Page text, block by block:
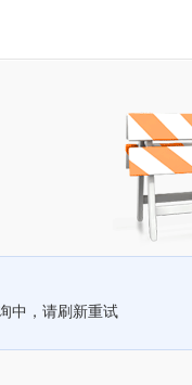
中，请刷新重试